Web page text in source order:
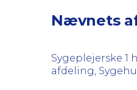
Nævnets
Sygeplejerske 1
afdeling,